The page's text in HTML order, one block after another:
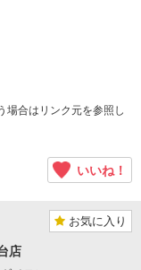
場合はリンク元を参照し
いいね！
お気に入り
店